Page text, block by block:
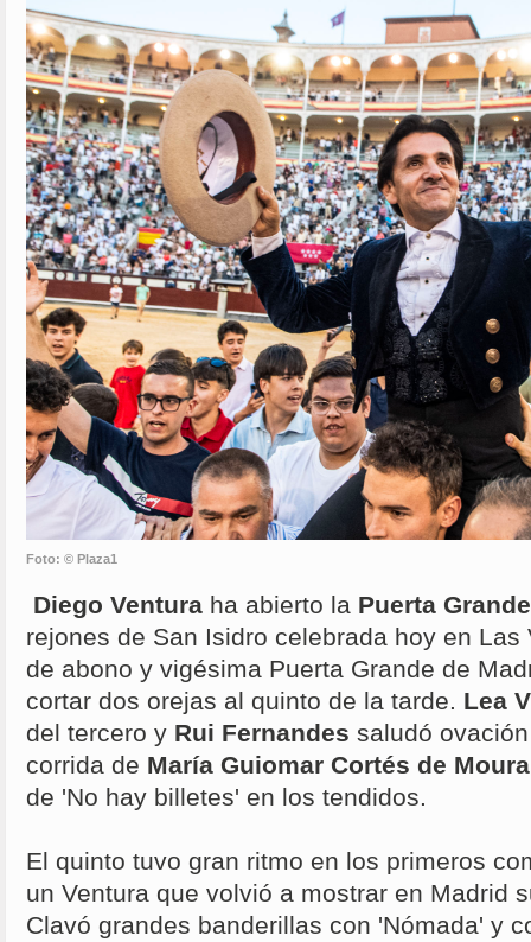
Foto: © Plaza1
Diego Ventura ha abierto la Puerta Grande
rejones de San Isidro celebrada hoy en Las
de abono y vigésima Puerta Grande de
cortar dos orejas al quinto de la tarde. Lea
del tercero y Rui Fernandes saludó
corrida de María Guiomar Cortés de
de 'No hay billetes' en los tendidos.
El quinto tuvo gran ritmo en los primeros
un Ventura que volvió a mostrar en Madrid
Clavó grandes banderillas con 'Nómada' y